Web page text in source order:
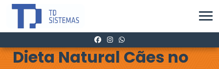
Dieta Natural Cães no